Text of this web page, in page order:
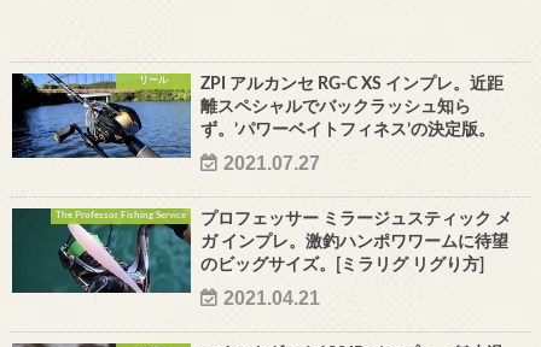
リール
ZPI アルカンセ RG-C XS インプレ。近距
離スペシャルでバックラッシュ知ら
ず。’パワーベイトフィネス’の決定版。
2021.07.27
The Professor Fishing Service
プロフェッサー ミラージュスティック メ
ガ インプレ。激釣ハンポワワームに待望
のビッグサイズ。[ミラリグ リグり方]
2021.04.21